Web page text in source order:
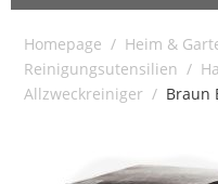
Homepage / Heim &
Reinigungsutensilien /
Allzweckreiniger / Braun